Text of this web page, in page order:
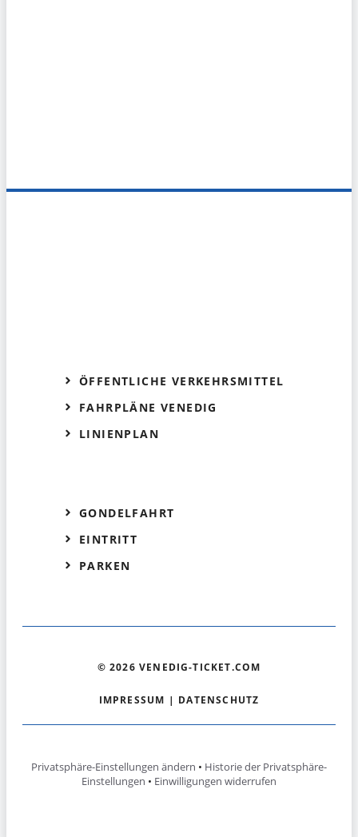
ÖFFENTLICHE VERKEHRSMITTEL
FAHRPLÄNE VENEDIG
LINIENPLAN
GONDELFAHRT
EINTRITT
PARKEN
© 2026 VENEDIG-TICKET.COM
IMPRESSUM | DATENSCHUTZ
Privatsphäre-Einstellungen ändern • Historie der Privatsphäre-
Einstellungen • Einwilligungen widerrufen